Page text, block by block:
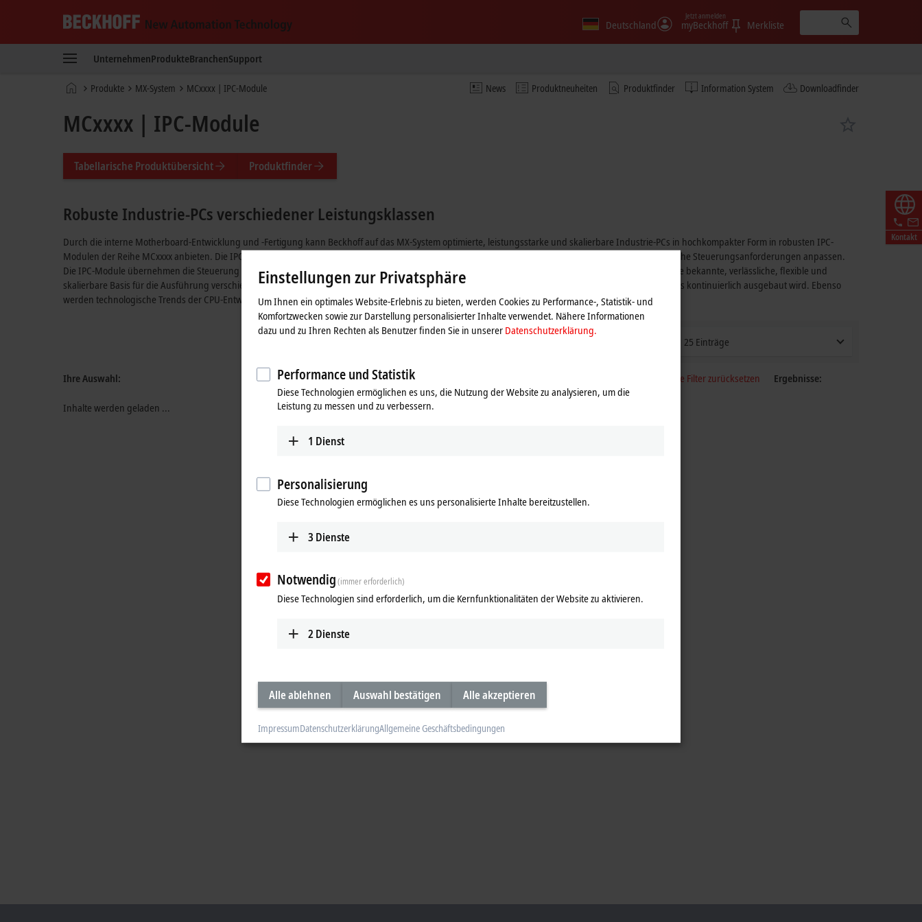
New
Technology
Deutschland myBeckhoff
Jetzt anmelden
Merkliste
UnternehmenProdukteBranchenSupport
News Produktneuheiten Produktfinder Information System Downloadfinder
StartseiteProdukte MX-System MCxxxx | IPC-Module
Kontakt
MCxxxx | IPC-Module
Tabellarische Produktübersicht Produktfinder
Robuste Industrie-PCs verschiedener Leistungsklassen
Durch die interne Motherboard-Entwicklung und -Fertigung kann Beckhoff auf das MX-System optimierte, leistungsstarke und skalierbare Industrie-PCs in hochkompakter Form in robusten IPC-
Modulen der Reihe MCxxxx anbieten. Die IPCs des MX-Systems bilden eine Vielfalt an Leistungsklassen ab und lassen sich flexibel an anwendungsspezifische Steuerungsanforderungen anpassen.
Die IPC-Module übernehmen die Steuerung der im System befindlichen MX-System-Funktionsmodule und bieten Programmierern und Endanwendern eine bekannte, verlässliche, flexible und
skalierbare Basis für die Ausführung verschiedenster Automatisierungsaufgaben. Dafür steht ein umfängliches Portfolio moderner CPUs zur Verfügung, das kontinuierlich ausgebaut wird. Ebenso
werden technologische Trends der CPU-Entwicklung sorgfältig auf industrielle Bedürfnisse abgestimmt und umgesetzt.
Ihre Auswahl:
25 Einträge
Alle Filter zurücksetzen Ergebnisse:
Inhalte werden geladen ...
Einstellungen zur Privatsphäre
Um Ihnen ein optimales Website-Erlebnis zu bieten, werden Cookies zu Performance-, Statistik- und
Komfortzwecken sowie zur Darstellung personalisierter Inhalte verwendet. Nähere Informationen
dazu und zu Ihren Rechten als Benutzer finden Sie in unserer Datenschutzerklärung.
Performance und Statistik
Diese Technologien ermöglichen es uns, die Nutzung der Website zu analysieren, um die
Leistung zu messen und zu verbessern.
1 Dienst
Personalisierung
Diese Technologien ermöglichen es uns personalisierte Inhalte bereitzustellen.
3 Dienste
Notwendig(immer erforderlich)
Diese Technologien sind erforderlich, um die Kernfunktionalitäten der Website zu aktivieren.
2 Dienste
Alle ablehnen Auswahl bestätigen Alle akzeptieren
ImpressumDatenschutzerklärungAllgemeine Geschäftsbedingungen